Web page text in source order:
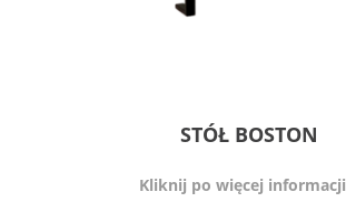
STÓŁ BOSTON
Kliknij po więcej informacji